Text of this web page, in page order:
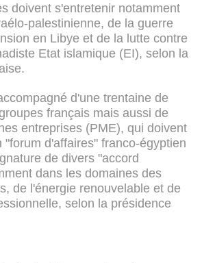
doivent s'entretenir notamment
palestinienne, de la guerre
en Libye et de la lutte contre
Etat islamique (EI), selon la
d'une trentaine de
français mais aussi de
entreprises (PME), qui doivent
"forum d'affaires" franco-égyptien
de divers "accord
dans les domaines des
de l'énergie renouvelable et de
selon la présidence